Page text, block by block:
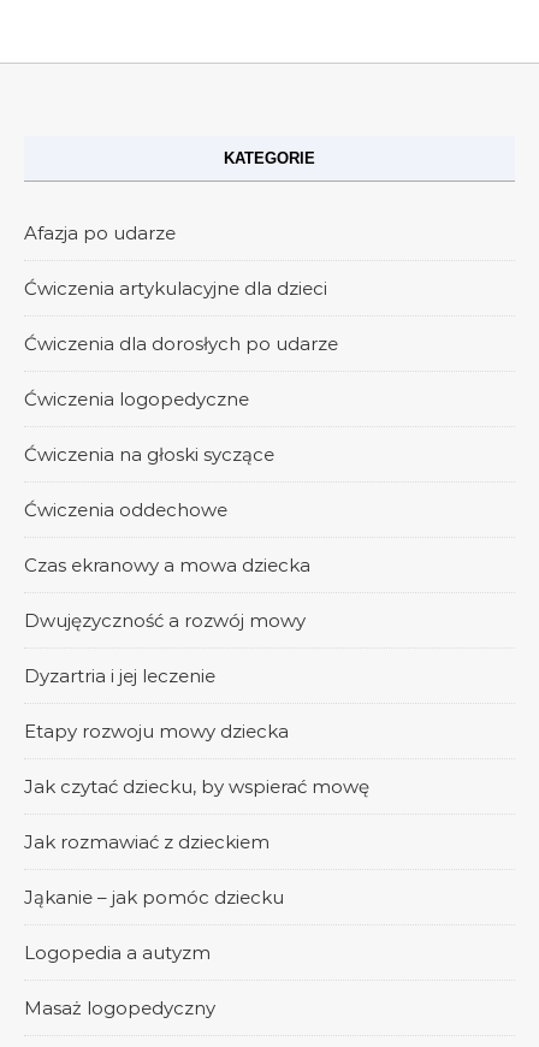
KATEGORIE
Afazja po udarze
Ćwiczenia artykulacyjne dla dzieci
Ćwiczenia dla dorosłych po udarze
Ćwiczenia logopedyczne
Ćwiczenia na głoski syczące
Ćwiczenia oddechowe
Czas ekranowy a mowa dziecka
Dwujęzyczność a rozwój mowy
Dyzartria i jej leczenie
Etapy rozwoju mowy dziecka
Jak czytać dziecku, by wspierać mowę
Jak rozmawiać z dzieckiem
Jąkanie – jak pomóc dziecku
Logopedia a autyzm
Masaż logopedyczny